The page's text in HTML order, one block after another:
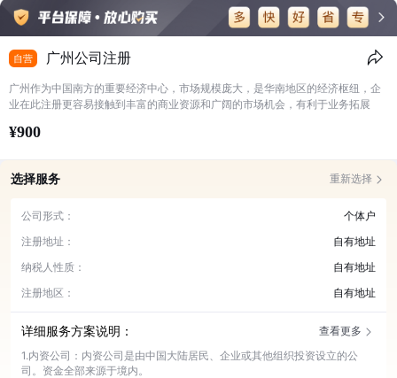
自营 广州公司注册
广州作为中国南方的重要经济中心，市场规模庞大，是华南地区的经济枢纽，企
业在此注册更容易接触到丰富的商业资源和广阔的市场机会，有利于业务拓展
¥900
选择服务 重新选择
公司形式：
个体户
注册地址：
自有地址
纳税人性质：
自有地址
注册地区：
自有地址
详细服务方案说明：
查看更多
1.内资公司：内资公司是由中国大陆居民、企业或其他组织投资设立的公
司。资金全部来源于境内。